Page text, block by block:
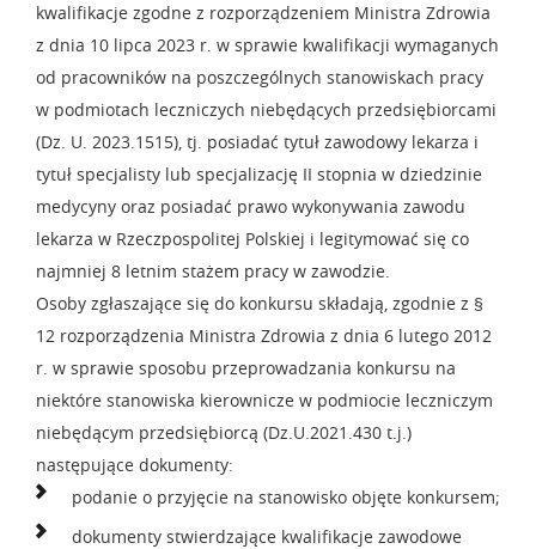
kwalifikacje zgodne z rozporządzeniem Ministra Zdrowia
z dnia 10 lipca 2023 r. w sprawie kwalifikacji wymaganych
od pracowników na poszczególnych stanowiskach pracy
w podmiotach leczniczych niebędących przedsiębiorcami
(Dz. U. 2023.1515), tj. posiadać tytuł zawodowy lekarza i
tytuł specjalisty lub specjalizację II stopnia w dziedzinie
medycyny oraz posiadać prawo wykonywania zawodu
lekarza w Rzeczpospolitej Polskiej i legitymować się co
najmniej 8 letnim stażem pracy w zawodzie.
Osoby zgłaszające się do konkursu składają, zgodnie z §
12 rozporządzenia Ministra Zdrowia z dnia 6 lutego 2012
r. w sprawie sposobu przeprowadzania konkursu na
niektóre stanowiska kierownicze w podmiocie leczniczym
niebędącym przedsiębiorcą (Dz.U.2021.430 t.j.)
następujące dokumenty:
podanie o przyjęcie na stanowisko objęte konkursem;
dokumenty stwierdzające kwalifikacje zawodowe